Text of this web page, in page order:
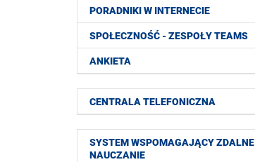
PORADNIKI W INTERNECIE
SPOŁECZNOŚĆ - ZESPOŁY TEAMS
ANKIETA
CENTRALA TELEFONICZNA
SYSTEM WSPOMAGAJĄCY ZDALNE
NAUCZANIE